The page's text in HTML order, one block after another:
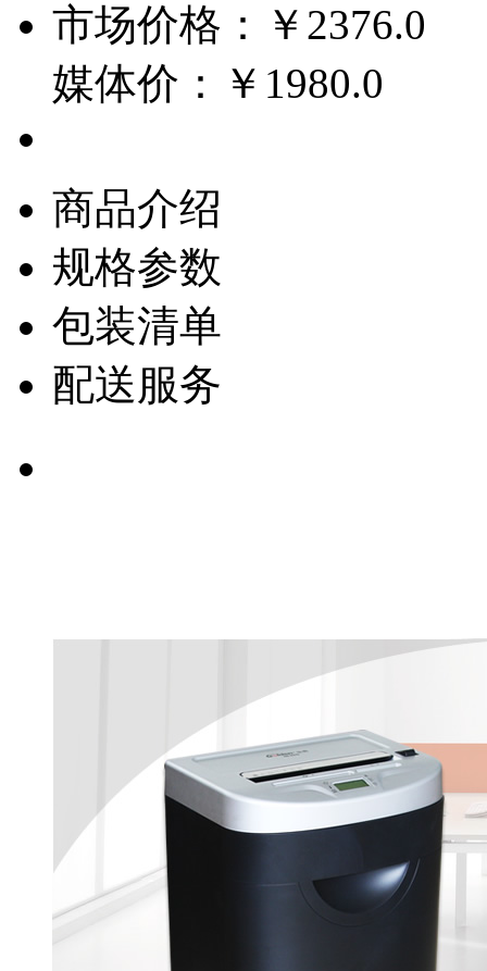
市场价格：
￥2376.0
媒体价：
￥1980.0
商品介绍
规格参数
包装清单
配送服务